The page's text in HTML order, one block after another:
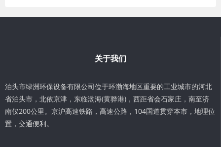
关于我们
泊头市绿洲环保设备有限公司位于环渤海地区重要的工业城市的河北
省泊头市，北依京津，东临渤海(黄骅港)，西距省会石家庄，南至济
南仅200公里。京沪高速铁路，高速公路，104国道贯穿本市，地理位
置，交通便利。